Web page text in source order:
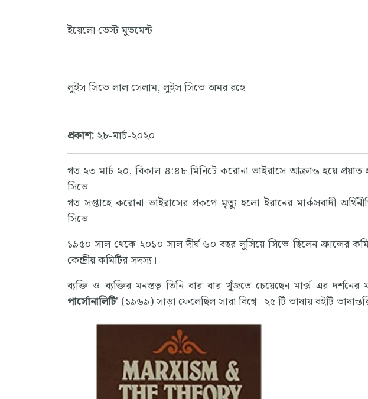
ইয়েলো ভেস্ট মুভমেন্ট
লুইস সিভে লাল সেলাম, লুইস সিভে অমর রহে।
প্রকাশ: ২৮-মার্চ-২০২০
গত ২৩ মার্চ ২০, বিকাল ৪:৪৮ মিনিটে করোনা ভাইরাসে আক্রান্ত হয়ে প্রয়াত
সিভে।
গত সপ্তাহে করোনা ভাইরাসের প্রকপে মৃত্যু হলো ইরানের মার্কসবাদী
সিভে।
১৯৫০ সাল থেকে ২০১০ সাল দীর্ঘ ৬০ বছর লুসিয়ে সিভে ছিলেন ফ্রান্সের
কেন্দ্রীয় কমিটির সদস্য।
ব্যক্তি ও ব্যক্তির মনস্তত্ব তিনি বার বার খুঁজতে চেয়েছেন মার্ক্স এর
পার্সোনালিটি' (১৯৬৯) সাড়া ফেলেছিল সারা বিশ্বে। ২৫ টি ভাষায় বইটি